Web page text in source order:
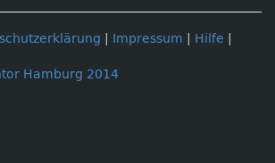
Impressum Hilfe
Hamburg 2014